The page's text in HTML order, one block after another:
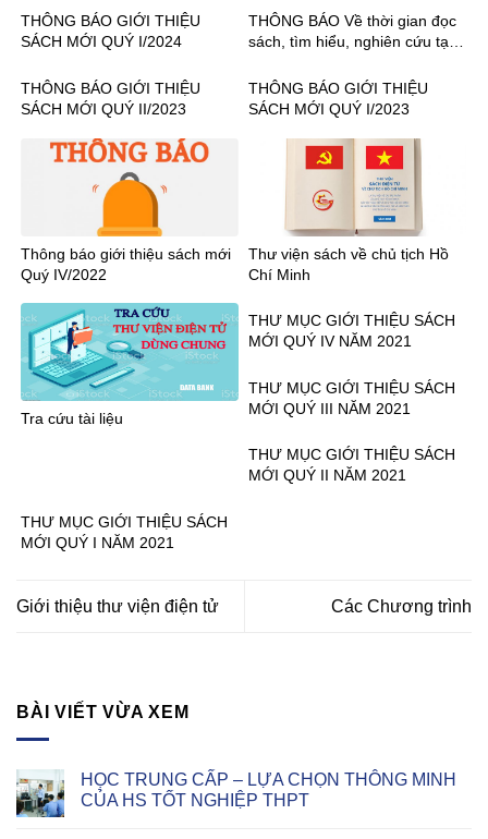
THÔNG BÁO GIỚI THIỆU
SÁCH MỚI QUÝ I/2024
THÔNG BÁO Về thời gian đọc
sách, tìm hiểu, nghiên cứu tại
THÔNG BÁO GIỚI THIỆU
SÁCH MỚI QUÝ II/2023
THÔNG BÁO GIỚI THIỆU
SÁCH MỚI QUÝ I/2023
Thông báo giới thiệu sách mới
Quý IV/2022
Thư viện sách về chủ tịch Hồ
Chí Minh
Tra cứu tài liệu
THƯ MỤC GIỚI THIỆU SÁCH
MỚI QUÝ IV NĂM 2021
THƯ MỤC GIỚI THIỆU SÁCH
MỚI QUÝ III NĂM 2021
THƯ MỤC GIỚI THIỆU SÁCH
MỚI QUÝ II NĂM 2021
THƯ MỤC GIỚI THIỆU SÁCH
MỚI QUÝ I NĂM 2021
Giới thiệu thư viện điện tử Các Chương trình
BÀI VIẾT VỪA XEM
HỌC TRUNG CẤP – LỰA CHỌN THÔNG MINH
CỦA HS TỐT NGHIỆP THPT